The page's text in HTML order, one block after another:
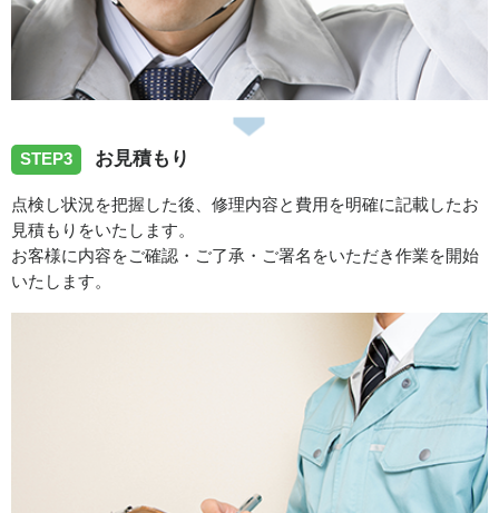
STEP3 お見積もり
点検し状況を把握した後、修理内容と費用を明確に記載したお
見積もりをいたします。
お客様に内容をご確認・ご了承・ご署名をいただき作業を開始
いたします。